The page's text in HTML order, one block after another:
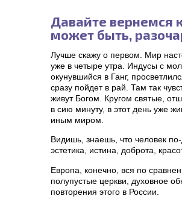
Давайте вернемся
может быть,
Лучше скажу о первом. Мир
уже в четыре утра. Индусы с
окунувшийся в Ганг,
сразу пойдет в рай. Там так
живут Богом. Кругом святые,
в сию минуту, в этот день уже
иным миром.
Видишь, знаешь, что человек
эстетика, истина, доброта,
Европа, конечно, вся по
полупустые церкви, духовное
повторения этого в России.